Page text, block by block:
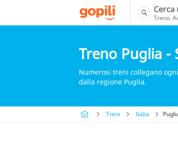
Treno.
Treno Puglia -
Numerosi treni collegano
dalla regione Puglia.
Treni Italia